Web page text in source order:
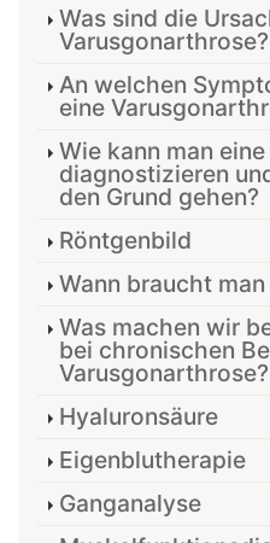
Was sind die
Varusgonarthrose?
An welchen
eine
Wie kann man
diagnostizieren
den Grund gehen?
Röntgenbild
Wann braucht
Was machen wir
bei chronischen
Varusgonarthrose?
Hyaluronsäure
Eigenblutherapie
Ganganalyse